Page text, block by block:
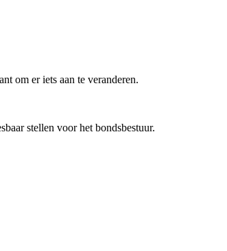
om er iets aan te veranderen.
stellen voor het bondsbestuur.